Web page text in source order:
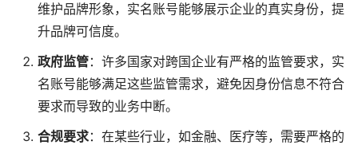
维护品牌形象，实名账号能够展示企业的真实身份，提
升品牌可信度。
政府监管：许多国家对跨国企业有严格的监管要求，实
名账号能够满足这些监管需求，避免因身份信息不符合
要求而导致的业务中断。
合规要求：在某些行业，如金融、医疗等，需要严格的